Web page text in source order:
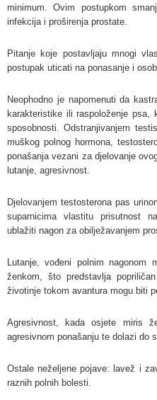
minimum. Ovim postupkom
infekcija i proširenja prostate.
Pitanje koje postavljaju mnogi
postupak uticati na ponasanje i
Neophodno je napomenuti da
karakteristike ili raspoloženje
sposobnosti. Odstranjivanjem
muškog polnog hormona,
ponašanja vezani za djelovanje
lutanje, agresivnost.
Djelovanjem testosterona pas
suparnicima vlastitu prisutnost
ublažiti nagon za obilježavanjem
Lutanje, vođeni polnim nagonom
ženkom, što predstavlja
životinje tokom avantura mogu biti
Agresivnost, kada osjete miris
agresivnom ponašanju te dolazi do
Ostale neželjene pojave: lavež i
raznih polnih bolesti.